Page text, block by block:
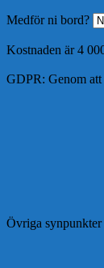
Medför ni bord?
Kostnaden är 4
GDPR: Genom att
Övriga synpunkter